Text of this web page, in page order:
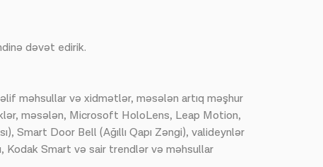
dəvət edirik.
məhsullar və xidmətlər, məsələn artıq məşhur
məsələn, Microsoft HoloLens, Leap Motion,
Smart Door Bell (Ağıllı Qapı Zəngi), valideynlər
Kodak Smart və sair trendlər və məhsullar